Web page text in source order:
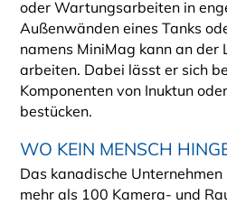
oder Wartungsarbeiten in
Außenwänden eines Tanks oder Schiffs. Der Roboter
namens MiniMag kann an
arbeiten. Dabei lässt er sich beliebig mit weiteren
Komponenten von Inuktun
bestücken.
WO KEIN MENSCH
Das kanadische
mehr als 100 Kamera- und